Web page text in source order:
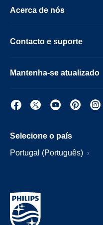
Acerca de nós
Contacto e suporte
Mantenha-se atualizado
Selecione o país
Portugal (Português)